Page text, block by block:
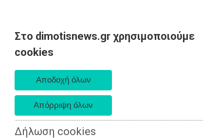
Στο dimotisnews.gr χρησιμοποιούμε
cookies
Δήλωση cookies
AΡΧΙΚΗ
ΕΙΔΗΣΕΙΣ
ΠΟΛΙΤΙΚΗ
ΤΟΠΙΚΗ
ΑΥΤΟΔΙΟΙΚΗΣΗ